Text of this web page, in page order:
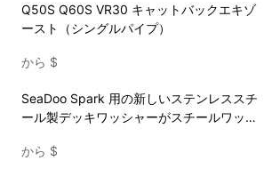
Q50S Q60S VR30 キャットバックエキゾ
ースト（シングルパイプ）
から $
SeaDoo Spark 用の新しいステンレススチ
ール製デッキワッシャーがスチールワッシ
から $